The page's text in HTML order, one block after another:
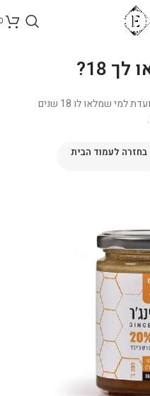
18?
הכניסה והרכישה בחנות האתר מיועדת למי שמלאו לו 18 שנים
בחזרה לעמוד הבית